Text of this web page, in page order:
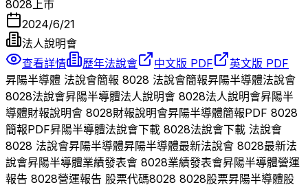
8028 上市
2024/6/21
法人說明會
查看詳情
歷年法說會 中文版 PDF
英文版 PDF
昇陽半導體 法說會簡報 8028 法說會簡報昇陽半導體法說會
8028法說會昇陽半導體法人說明會 8028法人說明會昇陽半
導體財報說明會 8028財報說明會昇陽半導體簡報PDF 8028
簡報PDF昇陽半導體法說會下載 8028法說會下載 法說會
8028 法說會昇陽半導體昇陽半導體最新法說會 8028最新法
說會昇陽半導體業績發表會 8028業績發表會昇陽半導體營運
報告 8028營運報告 股票代碼8028 8028股票昇陽半導體股